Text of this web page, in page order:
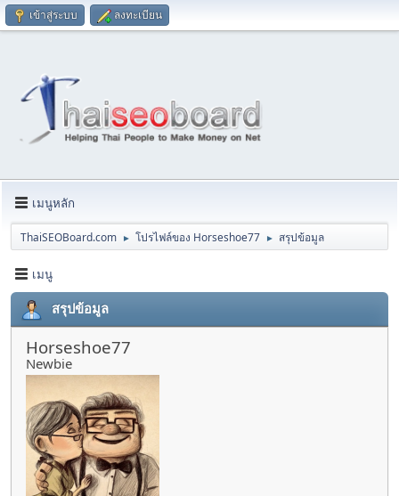
เข้าสู่ระบบ ลงทะเบียน
เมนูหลัก
ThaiSEOBoard.com ► โปรไฟล์ของ Horseshoe77 ► สรุปข้อมูล
เมนู
สรุปข้อมูล
Horseshoe77
Newbie